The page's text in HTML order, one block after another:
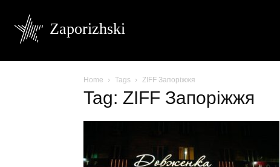
Zaporizhski
Home Tags ZIFF Запоріжжя
Tag: ZIFF Запоріжжя